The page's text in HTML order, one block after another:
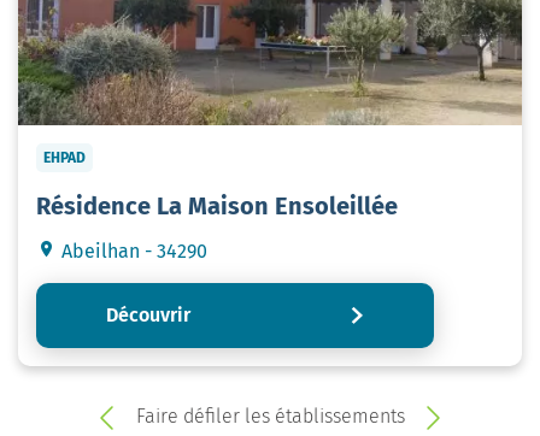
EHPAD
Résidence La Maison Ensoleillée
Abeilhan - 34290
Découvrir
Faire défiler les établissements